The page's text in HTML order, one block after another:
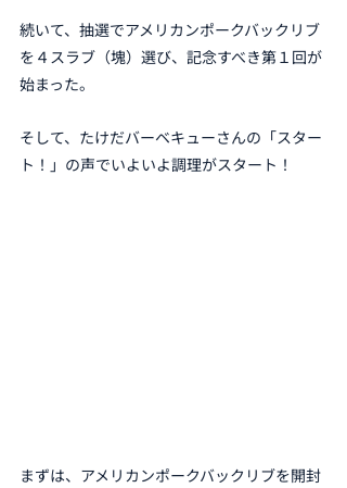
続いて、抽選でアメリカンポークバックリブ
を４スラブ（塊）選び、記念すべき第１回が
始まった。
そして、たけだバーベキューさんの「スター
ト！」の声でいよいよ調理がスタート！
まずは、アメリカンポークバックリブを開封